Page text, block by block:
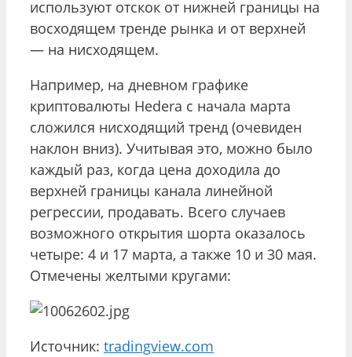
используют отскок от нижней границы на
восходящем тренде рынка и от верхней
— на нисходящем.
Например, на дневном графике
криптовалюты Hedera с начала марта
сложился нисходящий тренд (очевиден
наклон вниз). Учитывая это, можно было
каждый раз, когда цена доходила до
верхней границы канала линейной
регрессии, продавать. Всего случаев
возможного открытия шорта оказалось
четыре: 4 и 17 марта, а также 10 и 30 мая.
Отмечены желтыми кругами:
Источник: tradingview.com